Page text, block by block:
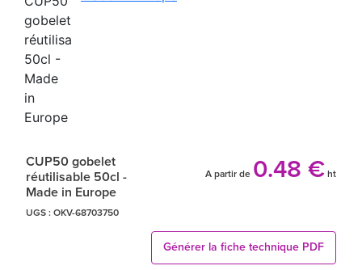
CUP50 gobelet
réutilisable 50cl -
Made in Europe
A partir de 0.48 € ht
UGS : OKV-68703750
Générer la fiche technique PDF